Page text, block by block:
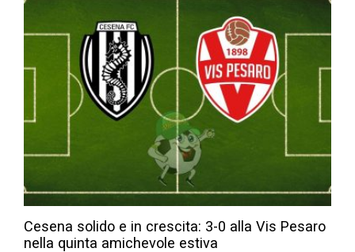
Cesena solido e in crescita: 3-0 alla Vis Pesaro
nella quinta amichevole estiva